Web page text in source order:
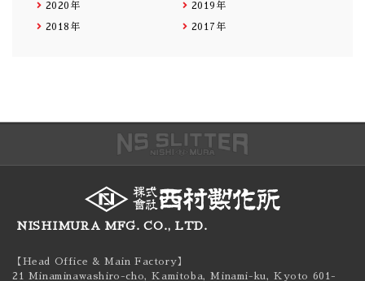
2020年 2019年
2018年 2017年
NISHIMURA MFG. CO., LTD.
【Head Office & Main Factory】
21 Minaminawashiro-cho, Kamitoba, Minami-ku,Kyoto 601-